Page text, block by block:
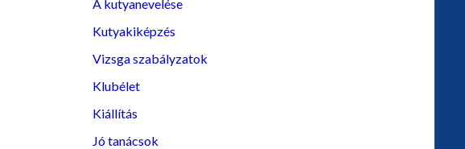
A kutyanevelése
Kutyakiképzés
Vizsga szabályzatok
Klubélet
Kiállítás
Jó tanácsok